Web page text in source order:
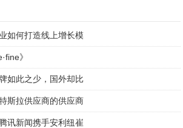
如何打造线上增长模
》
如此之少，国外却比
斯拉供应商的供应商
讯新闻携手安利纽崔